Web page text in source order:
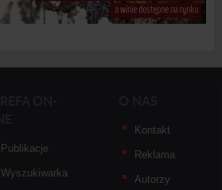
Publikacje
Wyszukiwarka
Kontakt
Reklama
Autorzy